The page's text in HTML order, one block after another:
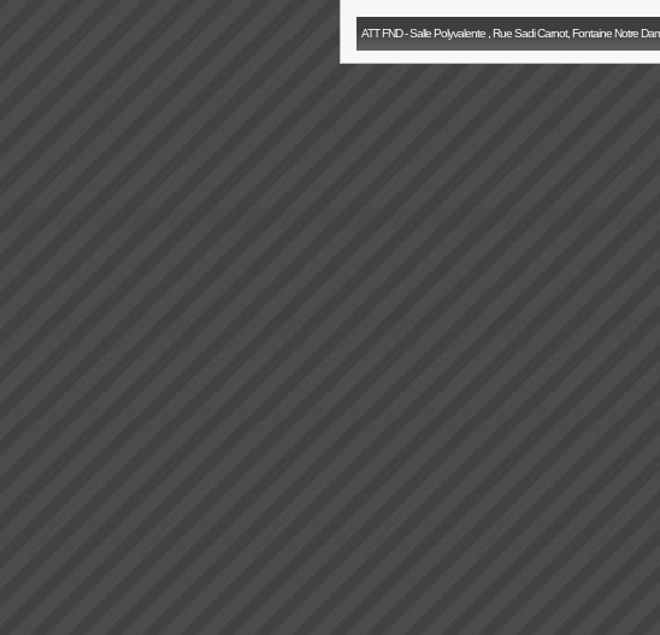
ATT FND - Salle Polyvalente , Rue Sadi Carnot, Fontaine Notre